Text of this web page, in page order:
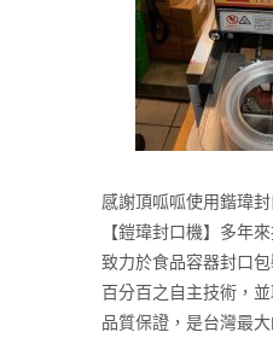
感謝頂呱呱使用鍇瑋封
【鎧瑋封口機】多年
致力於食品容器封口
百分百之自主技術，
品質保證，是台灣最